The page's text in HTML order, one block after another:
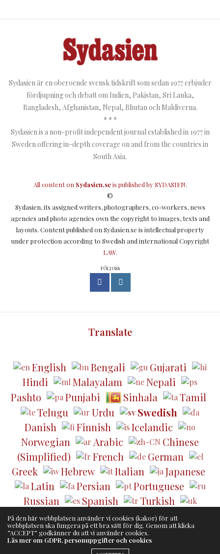
Sydasien är en oberoende svensk tidskrift som sedan 1977 erbjuder
fördjupning och debatt om Indien, Pakistan, Sri Lanka,
Bangladesh, Afghanistan, Nepal, Bhutan och Maldiverna.
* * *
Sydasien is a non-profit independent journal established in 1977 in
Sweden offering in-depth coverage on and from the countries in
South Asia.
All content on Sydasien.seis published bySYDASIEN.
©
Sydasien, its assigned writers, photographers, co-workers, news
agencies and photo agencies own the copyright to images, texts and
layouts. Content published on Sydasien.se is intellectual property
under protection according to Swedish and international Copyright
LAW.
FÖLJ OSS
Translate
English Bengali
Gujarati
Hindi
Malayalam
Nepali
Pashto
Punjabi Sinhala
Tamil
Telugu
Urdu
Swedish
Danish
Finnish
Icelandic
Norwegian
Arabic
Chinese
(Simplified)
French
German
Greek
Hebrew Italian
Japanese
Latin
Persian
Portuguese
Russian
Spanish
Turkish
Ukrainian
På den här webbplatsen använder vi cookies (kakor) för att
webbplatsen ska fungera på ett bra sätt för dig. Genom att klicka
”ACCEPT” godkänner du att vi använder cookies.
Läs mer om GDPR, personuppgifter och cookies